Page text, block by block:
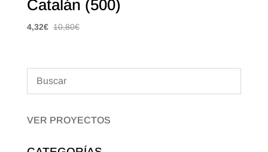
Catalán (500)
4,32€ 10,80€
VER PROYECTOS